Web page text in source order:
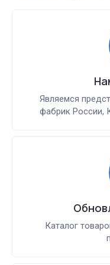
Являемся
фабрик России,
Каталог